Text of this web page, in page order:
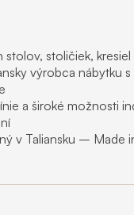
stolov, stoličiek,
výrobca nábytku
a široké možnosti
v Taliansku – Made